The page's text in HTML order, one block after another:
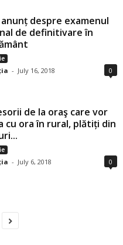
anunț despre examenul
de definitivare în
- July 16, 2018 0
de la oraş care vor
cu ora în rural, plătiți din
- July 6, 2018 0